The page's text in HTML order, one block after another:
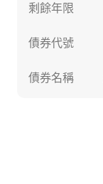
剩餘年限
債券代號
債券名稱